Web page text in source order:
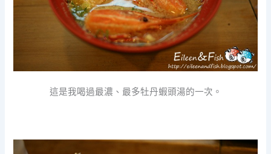
這是我喝過最濃、最多牡丹蝦頭湯的一次。